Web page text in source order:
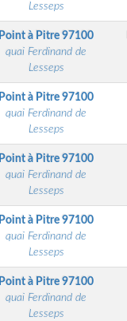
Lesseps
Point à Pitre97100
quai Ferdinand de
Lesseps
Point à Pitre97100
quai Ferdinand de
Lesseps
Point à Pitre97100
quai Ferdinand de
Lesseps
Point à Pitre97100
quai Ferdinand de
Lesseps
Point à Pitre97100
quai Ferdinand de
Lesseps